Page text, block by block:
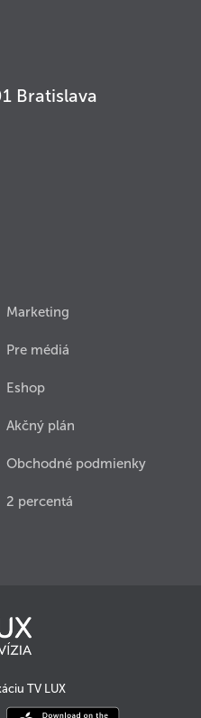
Bratislava
Marketing
Pre médiá
Eshop
Akčný plán
Obchodné podmienky
2 percentá
TV LUX